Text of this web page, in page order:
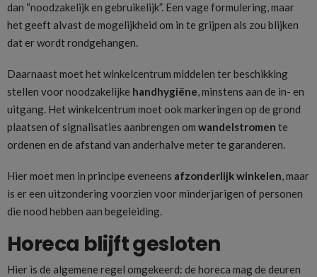
dan “noodzakelijk en gebruikelijk”. Een vage formulering, maar
het geeft alvast de mogelijkheid om in te grijpen als zou blijken
dat er wordt rondgehangen.
Daarnaast moet het winkelcentrum middelen ter beschikking
stellen voor noodzakelijke handhygiëne, minstens aan de in- en
uitgang. Het winkelcentrum moet ook markeringen op de grond
plaatsen of signalisaties aanbrengen om wandelstromen te
ordenen en de afstand van anderhalve meter te garanderen.
Hier moet men in principe eveneens afzonderlijk winkelen, maar
is er een uitzondering voorzien voor minderjarigen of personen
die nood hebben aan begeleiding.
Horeca blijft gesloten
Hier is de algemene regel omgekeerd: de horeca mag de deuren